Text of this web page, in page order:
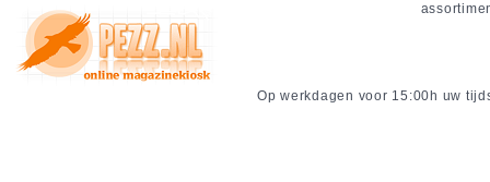
Op werkdagen voor 15:00h uw